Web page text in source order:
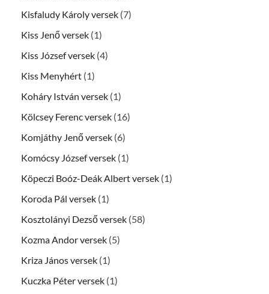
Kisfaludy Károly versek (7)
Kiss Jenő versek (1)
Kiss József versek (4)
Kiss Menyhért (1)
Koháry István versek (1)
Kölcsey Ferenc versek (16)
Komjáthy Jenő versek (6)
Komócsy József versek (1)
Köpeczi Boóz-Deák Albert versek (1)
Koroda Pál versek (1)
Kosztolányi Dezső versek (58)
Kozma Andor versek (5)
Kriza János versek (1)
Kuczka Péter versek (1)